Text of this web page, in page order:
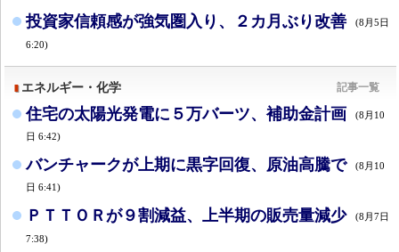
投資家信頼感が強気圏入り、２カ月ぶり改善 (8月5日
6:20)
エネルギー・化学 記事一覧
住宅の太陽光発電に５万バーツ、補助金計画
(8月10
日 6:42)
バンチャークが上期に黒字回復、原油高騰で
(8月10
日 6:41)
ＰＴＴＯＲが９割減益、上半期の販売量減少 (8月7日
7:38)